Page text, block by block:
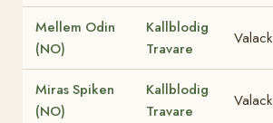
Mellem Odin
(NO)
Kallblodig
Travare
Valack
Miras Spiken
(NO)
Kallblodig
Travare
Valack